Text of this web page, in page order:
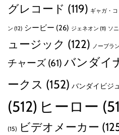
グレコード (119) ギャガ・
ン (12) シービー (26) ジェネオン (11) ソ
ュージック (122) ノーブラ
チャーズ (61) バンダイ
ークス (152) バンダイビジ
(512) ヒーロー
(15) ビデオメーカー